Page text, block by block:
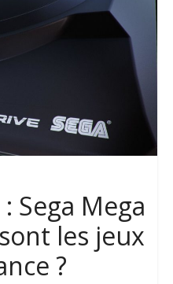
Sega Mega
les jeux
?